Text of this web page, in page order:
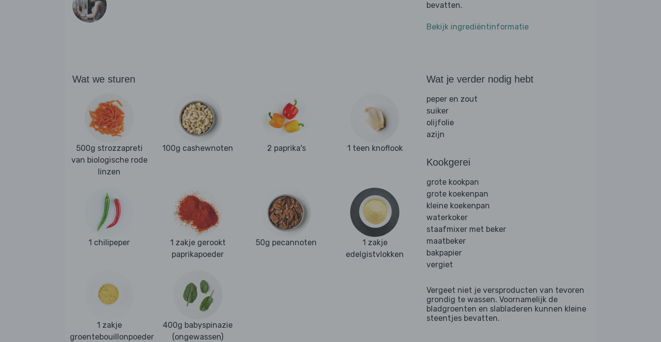
bevatten.
Bekijk ingrediëntinformatie
Wat we sturen
500g strozzapreti
van biologische rode
linzen
100g cashewnoten 2 paprika's 1 teen knoflook
1 chilipeper
1 zakje gerookt
paprikapoeder
50g pecannoten
1 zakje
edelgistvlokken
1 zakje
groentebouillonpoeder
400g babyspinazie
(ongewassen)
Wat je verder nodig hebt
peper en zout
suiker
olijfolie
azijn
Kookgerei
grote kookpan
grote koekenpan
kleine koekenpan
waterkoker
staafmixer met beker
maatbeker
bakpapier
vergiet
Vergeet niet je versproducten van tevoren
grondig te wassen. Voornamelijk de
bladgroenten en slabladeren kunnen kleine
steentjes bevatten.